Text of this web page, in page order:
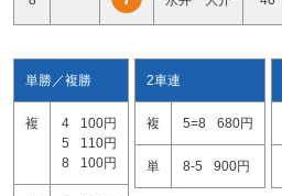
単勝／複勝
複 4
100円
5
110円
8
100円
2車連
複 5=8 680円
単 8-5 900円